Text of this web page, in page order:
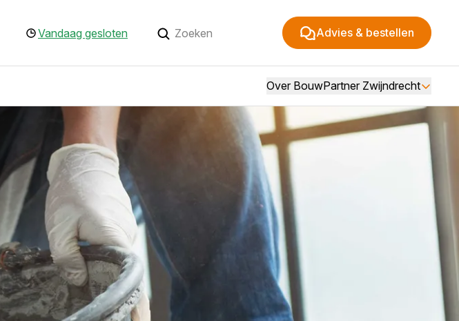
Vandaag gesloten Advies & bestellen
Over BouwPartner Zwijndrecht